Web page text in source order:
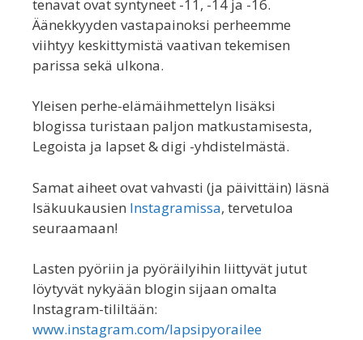
tenavat ovat syntyneet -11, -14 ja -16.
Äänekkyyden vastapainoksi perheemme
viihtyy keskittymistä vaativan tekemisen
parissa sekä ulkona.
Yleisen perhe-elämäihmettelyn lisäksi
blogissa turistaan paljon matkustamisesta,
Legoista ja lapset & digi -yhdistelmästä.
Samat aiheet ovat vahvasti (ja päivittäin) läsnä
Isäkuukausien Instagramissa, tervetuloa
seuraamaan!
Lasten pyöriin ja pyöräilyihin liittyvät jutut
löytyvät nykyään blogin sijaan omalta
Instagram-tililtään:
www.instagram.com/lapsipyorailee